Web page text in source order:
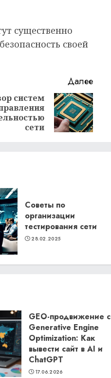
существенно
своей
Далее
систем
сети
Советы по
организации
тестирования сети
28.02.2025
GEO-продвижение с
Generative Engine
Optimization: Как
вывести сайт в AI и
ChatGPT
17.06.2026